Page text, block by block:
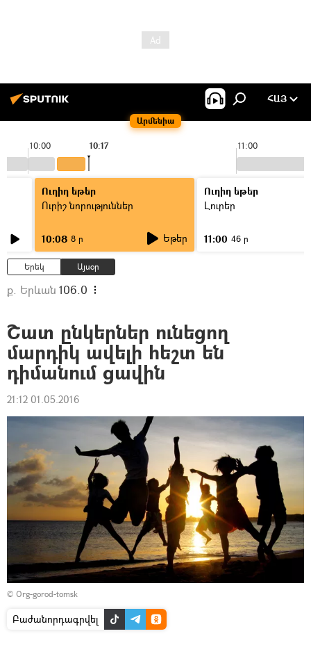
Արմենիա
ՀԱՅ
10:00 11:00
10:17
Ուղիղ եթեր
Ուրիշ նորություններ
10:08 8 ր Եթեր
Ուղիղ եթեր
Լուրեր
11:00 46 ր
Երեկ Այսօր
ք. Երևան 106.0
Շատ ընկերներ ունեցող
մարդիկ ավելի հեշտ են
դիմանում ցավին
21:12 01.05.2016
© Org-gorod-tomsk
Բաժանորդագրվել